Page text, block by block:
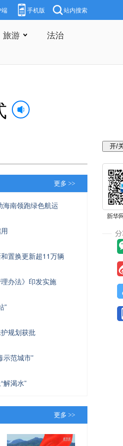
端 手机版 站内搜索
旅游
法治
更多 >>
海南领跑绿色航运
置换更新超11万辆
办法》印发实施
”
规划获批
示范城市”
解渴水”
更多 >>